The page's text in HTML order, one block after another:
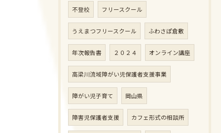
不登校 フリースクール
うえまつフリースクール ふわさぽ倉敷
年次報告書 ２０２４ オンライン講座
高梁川流域障がい児保護者支援事業
障がい児子育て 岡山県
障害児保護者支援 カフェ形式の相談所